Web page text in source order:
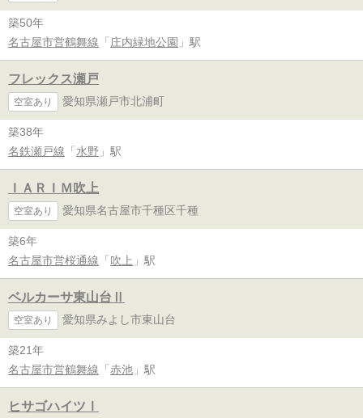
築50年
名古屋市営鶴舞線 「 庄内緑地公園 」駅
フレックス瀬戸
空室あり 愛知県瀬戸市北浦町
築38年
名鉄瀬戸線 「 水野 」駅
ＩＡＲＩＭ吹上
空室あり 愛知県名古屋市千種区千種
築6年
名古屋市営桜通線 「 吹上 」駅
ベルカーサ東山台Ⅱ
空室あり 愛知県みよし市東山台
築21年
名古屋市営鶴舞線 「 赤池 」駅
ヒサゴハイツⅠ